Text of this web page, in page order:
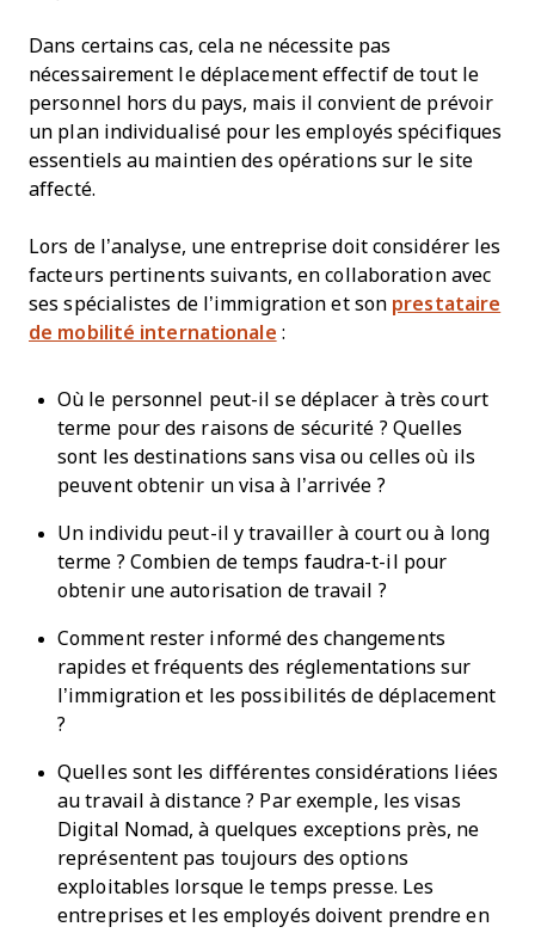
Dans certains cas, cela ne nécessite pas
nécessairement le déplacement effectif de tout le
personnel hors du pays, mais il convient de prévoir
un plan individualisé pour les employés spécifiques
essentiels au maintien des opérations sur le site
affecté.
Lors de l’analyse, une entreprise doit considérer les
facteurs pertinents suivants, en collaboration avec
ses spécialistes de l’immigration et son prestataire
de mobilité internationale :
Où le personnel peut-il se déplacer à très court
terme pour des raisons de sécurité ? Quelles
sont les destinations sans visa ou celles où ils
peuvent obtenir un visa à l’arrivée ?
Un individu peut-il y travailler à court ou à long
terme ? Combien de temps faudra-t-il pour
obtenir une autorisation de travail ?
Comment rester informé des changements
rapides et fréquents des réglementations sur
l’immigration et les possibilités de déplacement
?
Quelles sont les différentes considérations liées
au travail à distance ? Par exemple, les visas
Digital Nomad, à quelques exceptions près, ne
représentent pas toujours des options
exploitables lorsque le temps presse. Les
entreprises et les employés doivent prendre en